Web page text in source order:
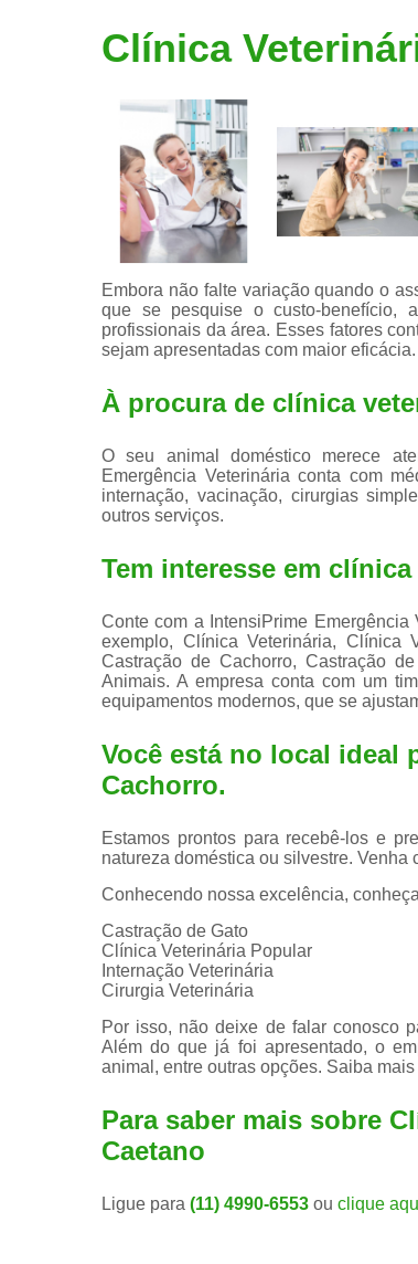
Clínica
Embora não falte variação quando o
que se pesquise o custo-benefício,
profissionais da área. Esses fatores
sejam apresentadas com maior eficácia.
À procura de clínica
O seu animal doméstico merece
Emergência Veterinária conta com
internação, vacinação, cirurgias
outros serviços.
Tem interesse em
Conte com a IntensiPrime
exemplo, Clínica Veterinária,
Castração de Cachorro, Castração
Animais. A empresa conta com um
equipamentos modernos, que se
Você está no local ideal
Cachorro.
Estamos prontos para recebê-los e
natureza doméstica ou silvestre.
Conhecendo nossa excelência,
Castração de Gato
Clínica Veterinária Popular
Internação Veterinária
Cirurgia Veterinária
Por isso, não deixe de falar conosco
Além do que já foi apresentado, o
animal, entre outras opções. Saiba
Para saber mais sobre
Caetano
Ligue para (11) 4990-6553 ou clique